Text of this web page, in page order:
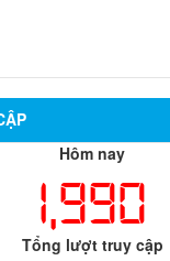
Hôm nay
1,990
Tổng lượt truy cập